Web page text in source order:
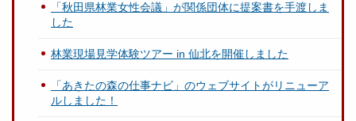
「秋田県林業女性会議」が関係団体に提案書を手渡しま
した
林業現場見学体験ツアー in 仙北を開催しました
「あきたの森の仕事ナビ」のウェブサイトがリニューア
ルしました！